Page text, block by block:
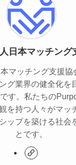
日本マッチング
マッチング支援協
グ業界の健全化を
す。私たちの
を持つ人々がマッ
ップを築ける社会
とです。